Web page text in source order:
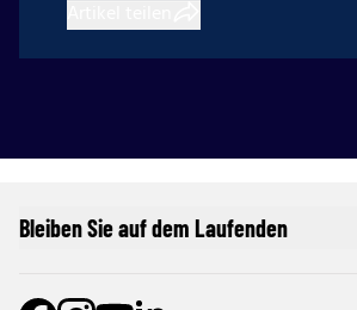
Bleiben Sie auf dem Laufenden